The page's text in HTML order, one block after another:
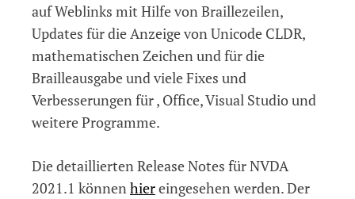
auf Weblinks mit Hilfe von Braillezeilen,
Updates für die Anzeige von Unicode CLDR,
mathematischen Zeichen und für die
Brailleausgabe und viele Fixes und
Verbesserungen für , Office, Visual Studio und
weitere Programme.
Die detaillierten Release Notes für NVDA
2021.1 können hiereingesehen werden. Der